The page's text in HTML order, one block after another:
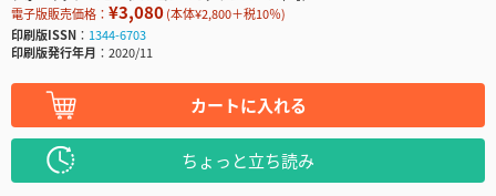
電子版販売価格： ¥3,080(本体¥2,800＋税10％)
印刷版ISSN
1344-6703
印刷版発行年月
2020/11
カートに入れる
ちょっと立ち読み